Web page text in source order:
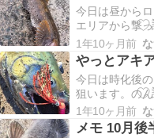
今日は昼から
エリアから撃
ト！！乗った
サイズ。３７
その後いった
遠のく。動き
ウン・・・。
目。グイーー
ずの引き！！
1年10ヶ月前
やっとアキ
今日は時化後
狙います。の
スタート。潮
本の竿を投入
1年10ヶ月前
メモ 10月後